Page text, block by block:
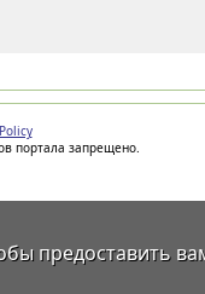
портала запрещено.
предоставить